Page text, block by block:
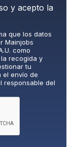
y acepto la
que los datos
Mainjobs
como
recogida y
tu
el envío de
responsable del
salvo
de acceso,
en
el derecho a
de control.